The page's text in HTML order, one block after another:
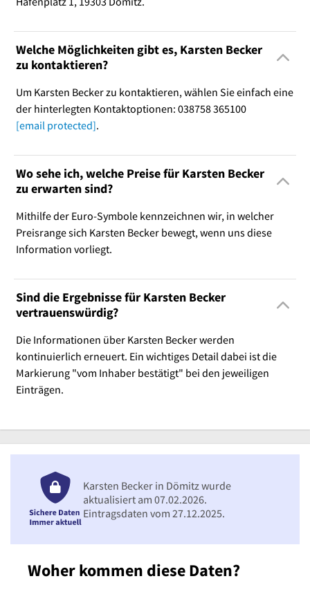
Welche Möglichkeiten gibt es, Karsten Becker
zu kontaktieren?
Um Karsten Becker zu kontaktieren, wählen Sie einfach eine
der hinterlegten Kontaktoptionen: 038758 365100
[email protected].
Wo sehe ich, welche Preise für Karsten Becker
zu erwarten sind?
Mithilfe der Euro-Symbole kennzeichnen wir, in welcher
Preisrange sich Karsten Becker bewegt, wenn uns diese
Information vorliegt.
Sind die Ergebnisse für Karsten Becker
vertrauenswürdig?
Die Informationen über Karsten Becker werden
kontinuierlich erneuert. Ein wichtiges Detail dabei ist die
Markierung "vom Inhaber bestätigt" bei den jeweiligen
Einträgen.
Woher kommen diese Daten?
Karsten Becker in Dömitz wurde
aktualisiert am 07.02.2026.
Eintragsdaten vom 27.12.2025.